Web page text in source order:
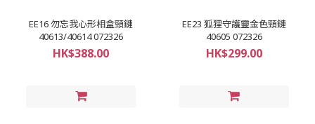
EE16 勿忘我心形相盒頸鏈
40613/40614 072326
HK$388.00
EE23 狐狸守護靈金色頸鏈
40605 072326
HK$299.00